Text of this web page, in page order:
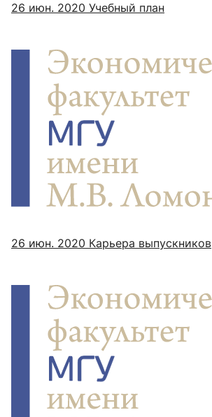
26 июн. 2020 Учебный план
26 июн. 2020 Карьера выпускников